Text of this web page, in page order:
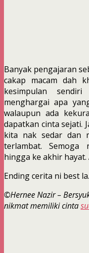
Banyak pengajaran
cakap macam dah
kesimpulan
menghargai apa
walaupun ada
dapatkan cinta sejati.
kita nak sedar dan
terlambat. Semoga
hingga ke akhir hayat.
Ending cerita ni best
©Hernee Nazir –
nikmat memiliki cinta